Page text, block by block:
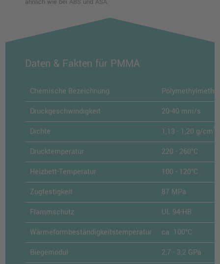
ähnlich wie bei ABS und ASA.
Daten & Fakten für PMMA
Chemische Bezeichnung
Druckgeschwindigkeit
20-40 mm/s
Dichte
1,13 - 1,20 g/cm3
Drucktemperatur
220 - 260°C
Heizbett-Temperatur
100 - 120°C
Zugfestigkeit
87 MPa
Flammschutz
UL 94-HB
Wärmeformbeständigkeitstemperatur
ca. 100°C
Biegemodul
2,7 - 3,2 GPa